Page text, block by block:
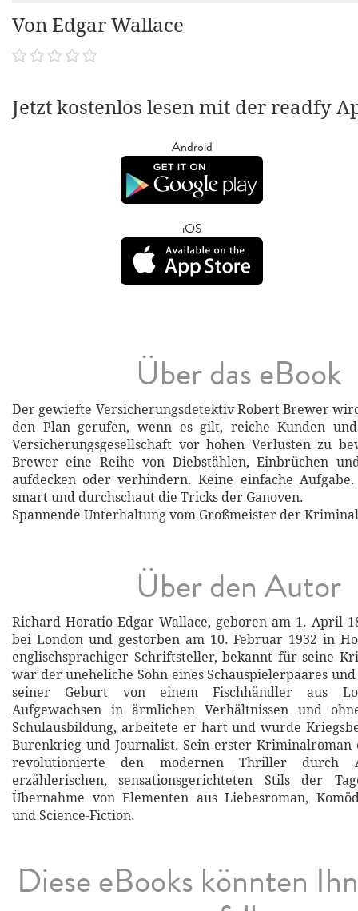
Von Edgar Wallace
Jetzt kostenlos lesen mit der readfy
Android
iOS
Über das eBook
Der gewiefte Versicherungsdetektiv Robert Brewer
den Plan gerufen, wenn es gilt, reiche Kunden
Versicherungsgesellschaft vor hohen Verlusten zu
Brewer eine Reihe von Diebstählen, Einbrüchen
aufdecken oder verhindern. Keine einfache
smart und durchschaut die Tricks der Ganoven.
Spannende Unterhaltung vom Großmeister der
Über den Autor
Richard Horatio Edgar Wallace, geboren am 1. April
bei London und gestorben am 10. Februar 1932 in
englischsprachiger Schriftsteller, bekannt für seine
war der uneheliche Sohn eines Schauspielerpaares
seiner Geburt von einem Fischhändler aus
Aufgewachsen in ärmlichen Verhältnissen und
Schulausbildung, arbeitete er hart und wurde
Burenkrieg und Journalist. Sein erster Kriminalroman
revolutionierte den modernen Thriller durch
erzählerischen, sensationsgerichteten Stils der
Übernahme von Elementen aus Liebesroman,
und Science-Fiction.
Diese eBooks könnten